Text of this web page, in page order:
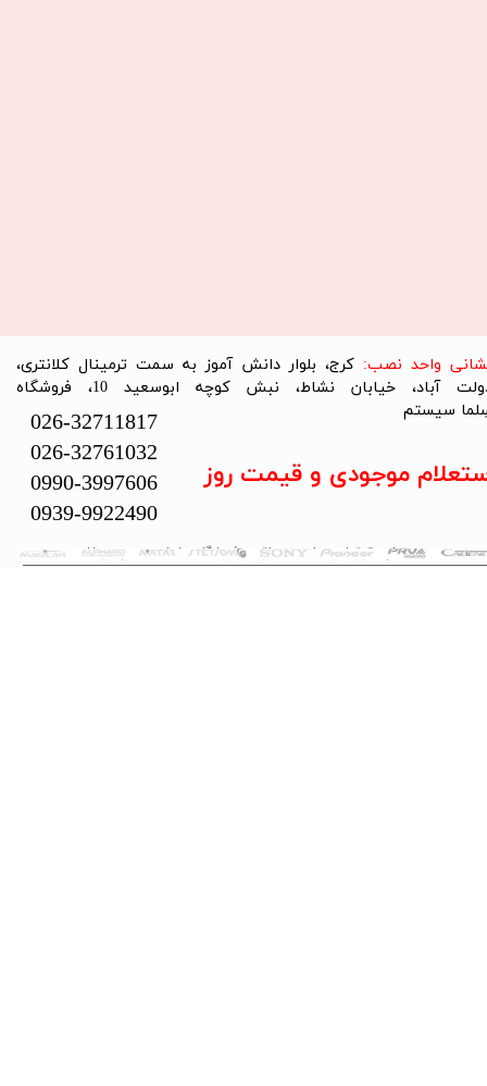
تمام حقوق این سایت متعلق به فروشگاه سلما سیستم می‌باشد.
واحد نصب: کرج، بلوار دانش آموز به سمت ترمینال کلانتری،
دولت آباد، خیابان نشاط، نبش کوچه ابوسعید 10، فروشگاه
سیستم​​​​​​​
026-32711817
026-32761032
0990-3997606
0939-9922490
موجودی و قیمت روز